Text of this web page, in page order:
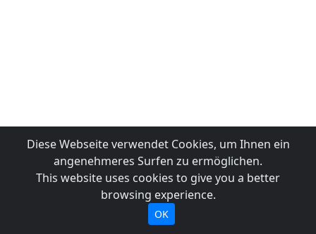
Diese Webseite verwendet Cookies, um Ihnen ein
angenehmeres Surfen zu ermöglichen.
This website uses cookies to give you a better
browsing experience.
OK